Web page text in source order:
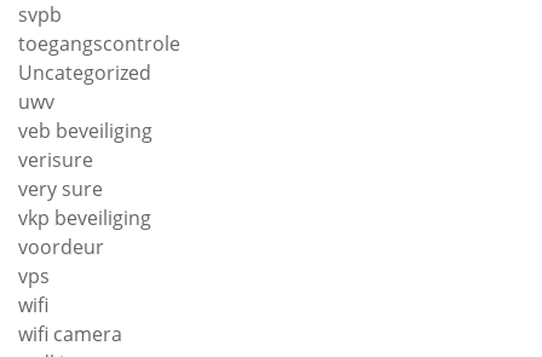
svpb
toegangscontrole
Uncategorized
uwv
veb beveiliging
verisure
very sure
vkp beveiliging
voordeur
vps
wifi
wifi camera